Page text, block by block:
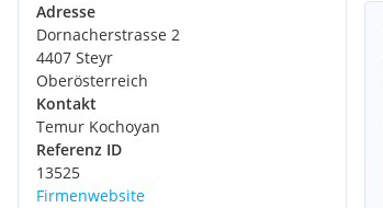
Adresse
Dornacherstrasse 2
4407 Steyr
Oberösterreich
Kontakt
Temur Kochoyan
Referenz ID
13525
Firmenwebsite